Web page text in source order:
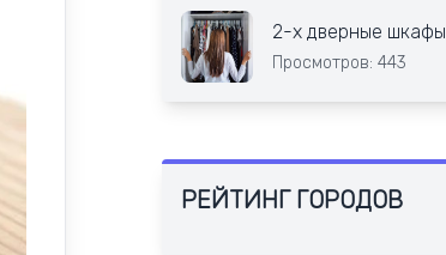
2-х дверные шкафы
Просмотров: 443
РЕЙТИНГ ГОРОДОВ